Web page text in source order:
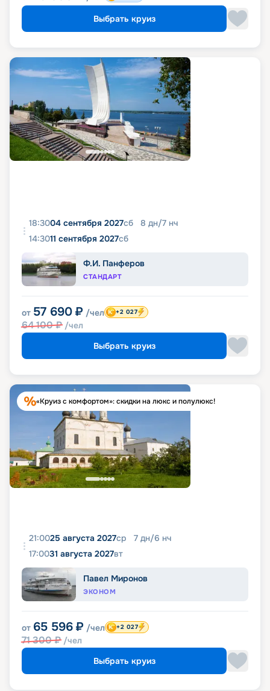
Выбрать круиз
18:3004 сентября 2027сб 8 дн/7 нч
14:3011 сентября 2027сб
Ф.И. Панферов
СТАНДАРТ
от 57 690 ₽ /чел
64 100₽ /чел
+2 027
Выбрать круиз
«Круиз с комфортом»: скидки на люкс и полулюкс!
21:0025 августа 2027ср 7 дн/6 нч
17:0031 августа 2027вт
Павел Миронов
ЭКОНОМ
от 65 596 ₽ /чел
71 300₽ /чел
+2 027
Выбрать круиз